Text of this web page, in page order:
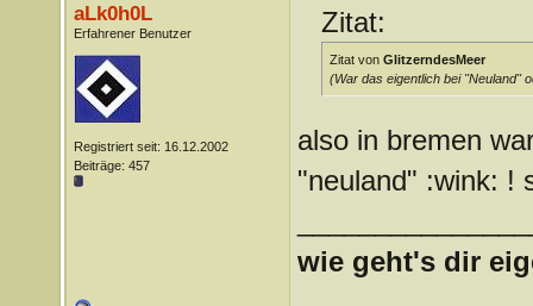
aLk0h0L
Erfahrener Benutzer
Registriert seit: 16.12.2002
Beiträge: 457
Zitat:
Zitat von GlitzerndesMeer
(War das eigentlich bei "Neuland"
also in bremen
"neuland" :wink: !
wie geht's dir